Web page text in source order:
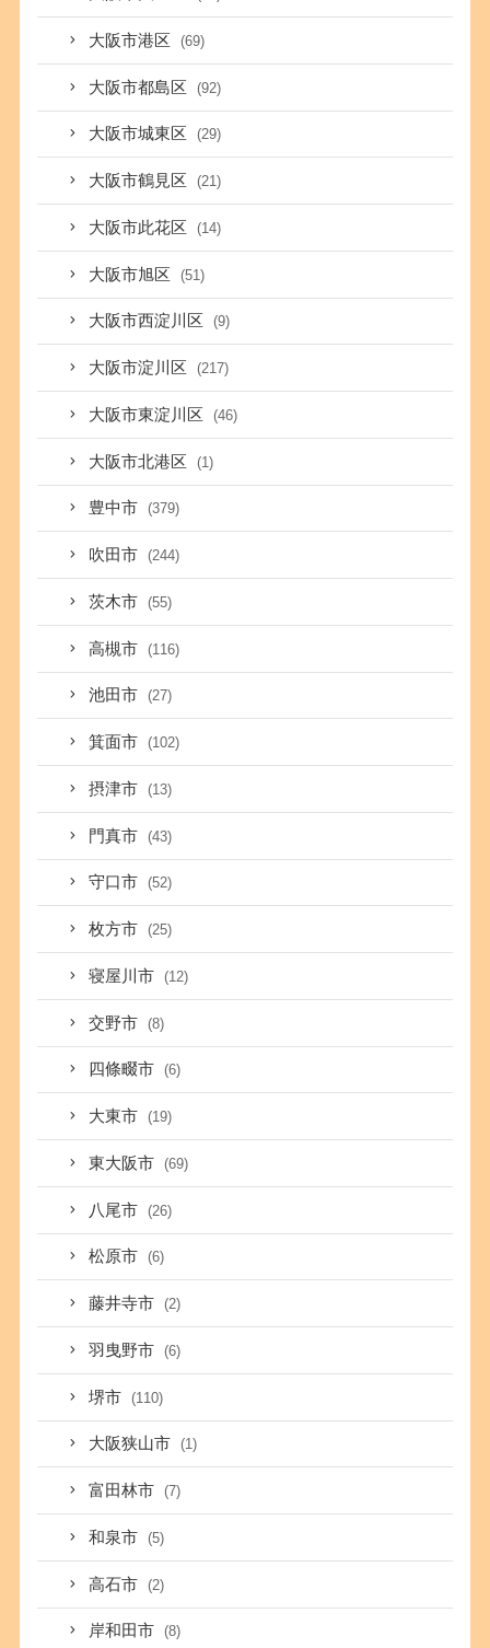
大阪市港区 (69)
大阪市都島区 (92)
大阪市城東区 (29)
大阪市鶴見区 (21)
大阪市此花区 (14)
大阪市旭区 (51)
大阪市西淀川区 (9)
大阪市淀川区 (217)
大阪市東淀川区 (46)
大阪市北港区 (1)
豊中市 (379)
吹田市 (244)
茨木市 (55)
高槻市 (116)
池田市 (27)
箕面市 (102)
摂津市 (13)
門真市 (43)
守口市 (52)
枚方市 (25)
寝屋川市 (12)
交野市 (8)
四條畷市 (6)
大東市 (19)
東大阪市 (69)
八尾市 (26)
松原市 (6)
藤井寺市 (2)
羽曳野市 (6)
堺市 (110)
大阪狭山市 (1)
富田林市 (7)
和泉市 (5)
高石市 (2)
岸和田市 (8)